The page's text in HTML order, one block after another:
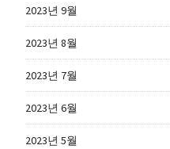
2023년 9월
2023년 8월
2023년 7월
2023년 6월
2023년 5월